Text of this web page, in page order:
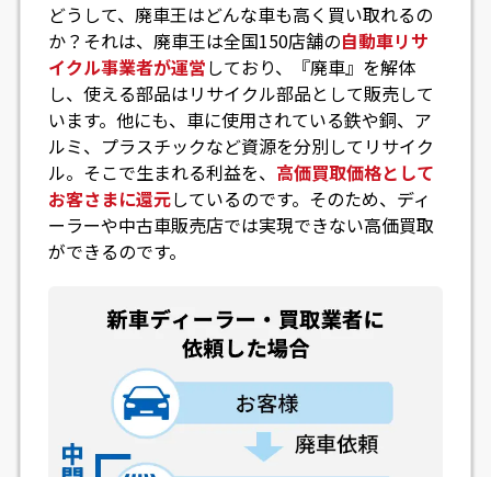
どうして、廃車王はどんな車も高く買い取れるの
か？それは、廃車王は全国150店舗の自動車リサ
イクル事業者が運営しており、『廃車』を解体
し、使える部品はリサイクル部品として販売して
います。他にも、車に使用されている鉄や銅、ア
ルミ、プラスチックなど資源を分別してリサイク
ル。そこで生まれる利益を、 高価買取価格として
お客さまに還元しているのです。そのため、ディ
ーラーや中古車販売店では実現できない高価買取
ができるのです。